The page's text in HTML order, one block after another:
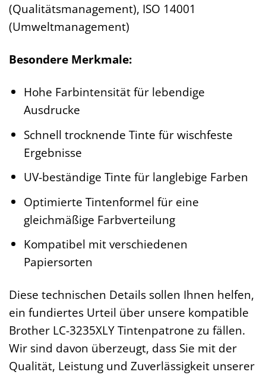
(Qualitätsmanagement), ISO 14001
(Umweltmanagement)
Besondere Merkmale:
Hohe Farbintensität für lebendige
Ausdrucke
Schnell trocknende Tinte für wischfeste
Ergebnisse
UV-beständige Tinte für langlebige Farben
Optimierte Tintenformel für eine
gleichmäßige Farbverteilung
Kompatibel mit verschiedenen
Papiersorten
Diese technischen Details sollen Ihnen helfen,
ein fundiertes Urteil über unsere kompatible
Brother LC-3235XLY Tintenpatrone zu fällen.
Wir sind davon überzeugt, dass Sie mit der
Qualität, Leistung und Zuverlässigkeit unserer